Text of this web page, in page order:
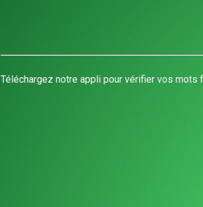
Téléchargez notre appli pour vérifier vos mots